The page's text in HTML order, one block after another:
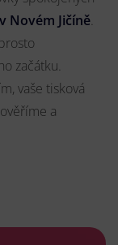
Novém Jičíně.
začátku.
vaše tisková
a